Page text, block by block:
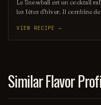
Le Snowball est un cocktail
les fêtes d'hiver. Il combine
avec des glaçons et souvent
citron, il évoque une
VIEW RECIPE →
Similar Flavor